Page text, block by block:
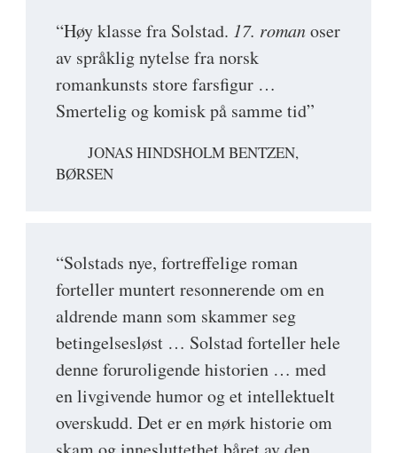
“Høy klasse fra Solstad. 17. romanoser
av språklig nytelse fra norsk
romankunsts store farsfigur …
Smertelig og komisk på samme tid”
JONAS HINDSHOLM BENTZEN,
BØRSEN
“Solstads nye, fortreffelige roman
forteller muntert resonnerende om en
aldrende mann som skammer seg
betingelsesløst … Solstad forteller hele
denne foruroligende historien … med
en livgivende humor og et intellektuelt
overskudd. Det er en mørk historie om